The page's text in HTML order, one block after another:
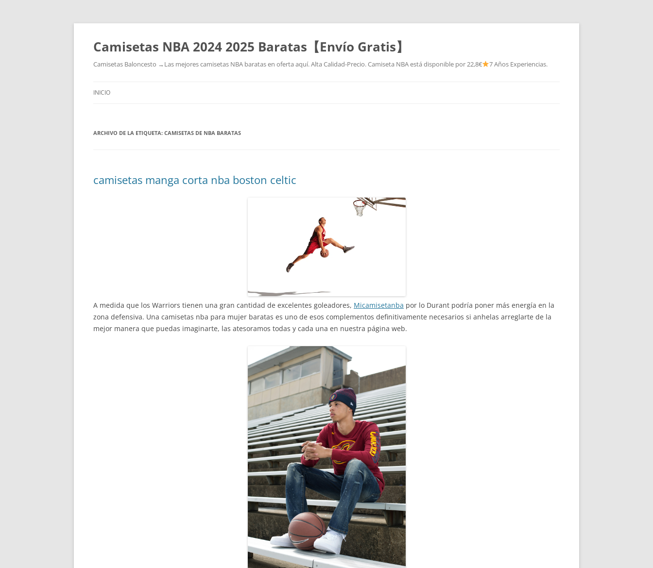
Camisetas NBA 2024 2025 Baratas【Envío Gratis】
Camisetas Baloncesto →Las mejores camisetas NBA baratas en oferta aquí. Alta Calidad-Precio. Camiseta NBA está disponible por 22,8€ 7 Años Experiencias.
INICIO
ARCHIVO DE LA ETIQUETA: CAMISETAS DE NBA BARATAS
camisetas manga corta nba boston celtic
A medida que los Warriors tienen una gran cantidad de excelentes goleadores, Micamisetanba por lo Durant podría poner más energía en la
zona defensiva. Una camisetas nba para mujer baratas es uno de esos complementos definitivamente necesarios si anhelas arreglarte de la
mejor manera que puedas imaginarte, las atesoramos todas y cada una en nuestra página web.